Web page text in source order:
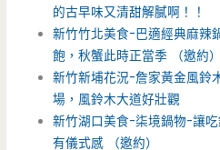
的古早味又清甜解膩啊！！
新竹竹北美食-巴適經典麻辣
飽，秋蟹此時正當季 （邀約）
新竹新埔花況-詹家黃金風鈴
場，風鈴木大道好壯觀
新竹湖口美食-柒境鍋物-讓
有儀式感 （邀約）